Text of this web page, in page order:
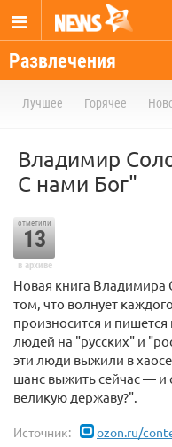
Развлечения
Лучшее Горячее
Владимир
С нами Бог"
отметили
13
в архиве
Новая книга
том, что волнует
произносится и
людей на "русских" и
эти люди выжили в
шанс выжить сейчас — и
великую державу?".
Источник: ozon.ru/